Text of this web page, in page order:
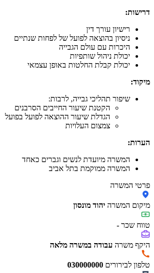
דרישות:
רישיון עורך דין
ניסיון בהוצאה לפועל של לפחות שנתיים
היכרות עם עולם הגבייה
יכולת ניהול שותפיות
יכולת קבלת החלטות באופן עצמאי
מיקוד:
שיפור תהליכי גבייה, לרבות:
הקטנת שיעור החייבים הסרבנים
הגדלת שיעור ההוצאה לפועל בפועל
צמצום העלויות
הערות:
המשרה מיועדת לנשים וגברים כאחד
המשרה ממוקמת בתל אביב
פרטי המשרה
מיקום המשרה יהוד מונסון
טווח שכר -
היקף משרה עבודה במשרה מלאה
טלפון לבירורים 030000000